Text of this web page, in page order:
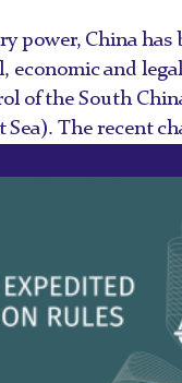
power, China has
economic and
of the South
Sea). The recent